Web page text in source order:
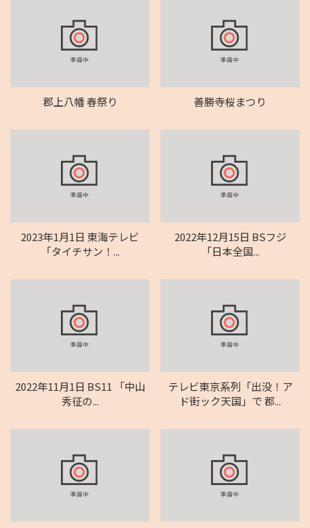
郡上八幡 春祭り 善勝寺桜まつり
2023年1月1日 東海テレビ
「タイチサン！...
2022年12月15日 BSフジ
「日本全国...
2022年11月1日 BS11 「中山
秀征の...
テレビ東京系列「出没！ア
ド街ック天国」で 郡...